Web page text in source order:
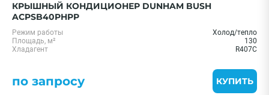
КРЫШНЫЙ КОНДИЦИОНЕР DUNHAM BUSH
ACPSB40PHPP
Режим работы
Холод/тепло
Площадь, м²
130
Хладагент
R407C
по запросу КУПИТЬ